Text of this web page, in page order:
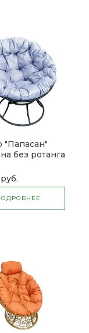
"Папасан"
без ротанга